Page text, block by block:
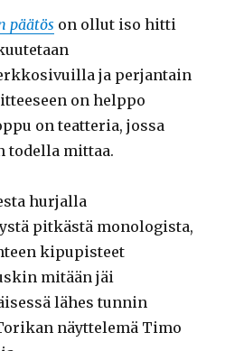
päätös on ollut iso hitti
ja perjantain
on helppo
on teatteria, jossa
todella mittaa.
hurjalla
pitkästä monologista,
kipupisteet
mitään jäi
lähes tunnin
näyttelemä Timo